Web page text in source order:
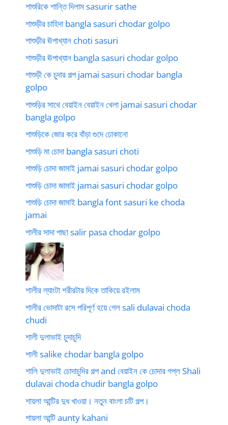
শাশুরিকে শান্তি দিলাম sasurir sathe
শাশুড়ীর চাহিদা bangla sasuri chodar golpo
শাশুড়ীর ঊপাখ্যান choti sasuri
শাশুড়ীর ঊপাখ্যান bangla sasuri chodar golpo
শাশুড়ী কে চুদার গল্প jamai sasuri chodar bangla
golpo
শাশুড়ির সাথে বেয়াইন বেয়াইন খেলা jamai sasuri chodar
bangla golpo
শাশুড়িকে জোর করে বাঁড়া গুদে ঢোকানো
শাশুড়ি মা চোদা bangla sasuri choti
শাশুড়ি চোদা জামাই jamai sasuri chodar golpo
শাশুড়ি চোদা জামাই jamai sasuri chodar golpo
শাশুড়ি চোদা জামাই bangla font sasuri ke choda
jamai
শালীর সাদা পাছা salir pasa chodar golpo
শালীর ল্যাংটা শরীরটার দিকে তাকিয়ে রইলাম
শালীর ভোদাটা রসে পরিপূর্ণ হয়ে গেল sali dulavai choda
chudi
শালী দুলাভাই চুদাচুদি
শালী salike chodar bangla golpo
শালি দুলাভাই চোদাচুদির গল্প and বেয়াইন কে চোদার গপ্ল Shali
dulavai choda chudir bangla golpo
শায়লা আন্টির দুধ খাওয়া। নতুন বাংলা চটি গল্প।
শায়লা আন্টি aunty kahani